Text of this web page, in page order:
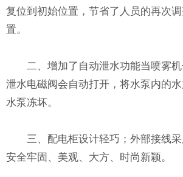
复位到初始位置，节省了人员的再次
置。
二、增加了自动泄水功能当喷雾机
泄水电磁阀会自动打开，将水泵内的
水泵冻坏。
三、配电柜设计轻巧；外部接线采
安全牢固、美观、大方、时尚新颖。